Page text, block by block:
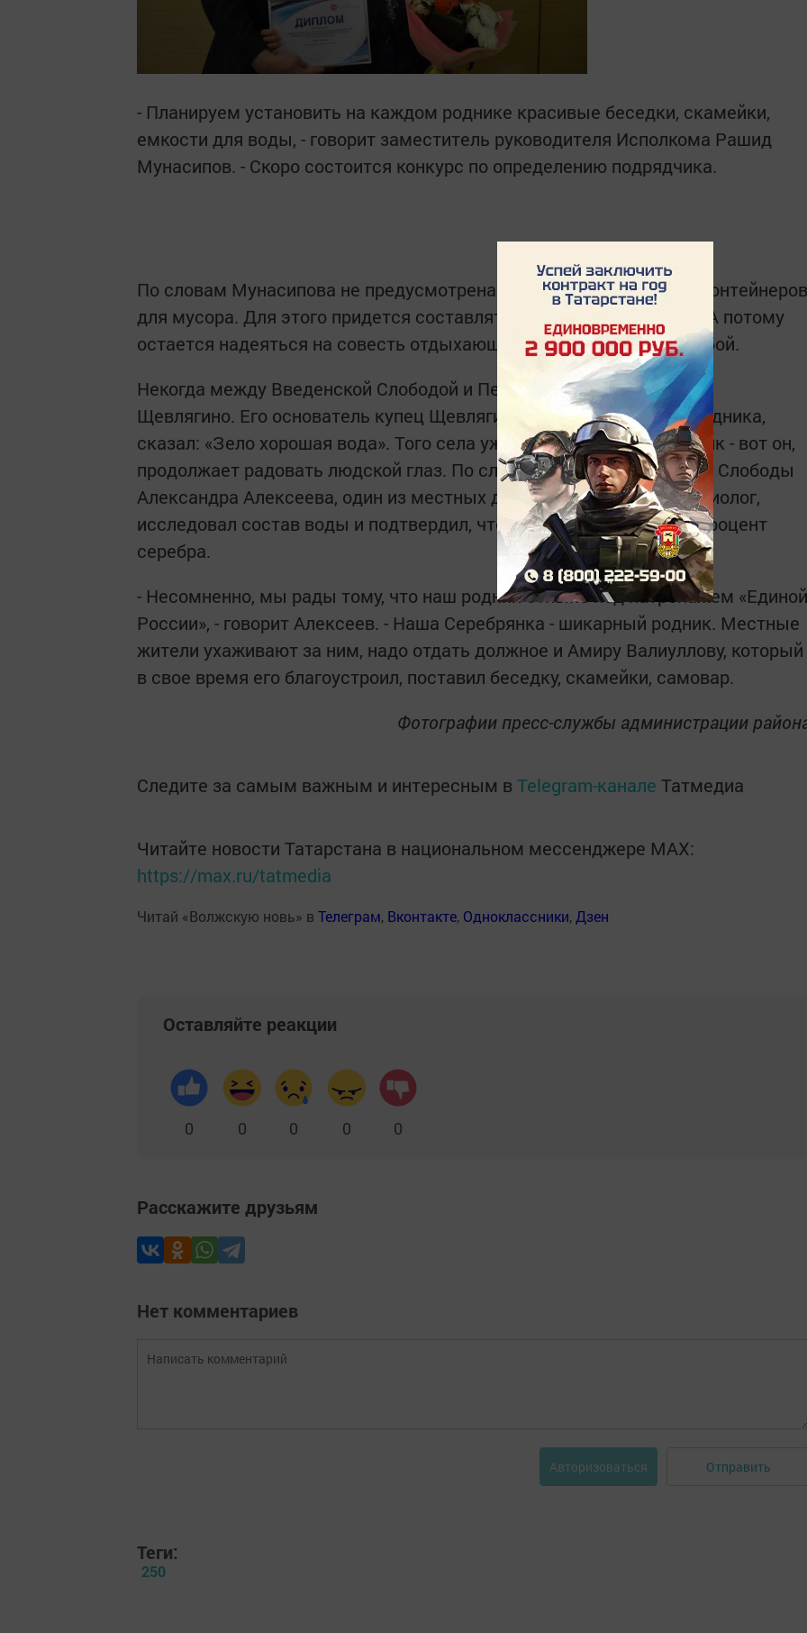
- Планируем установить на каждом роднике красивые беседки, скамейки,
емкости для воды, - говорит заместитель руководителя Исполкома Рашид
Мунасипов. - Скоро состоится конкурс по определению подрядчика.
По словам Мунасипова не предусмотрена на родниках установка контейнеров
для мусора. Для этого придется составлять договор на его вывоз. А потому
остается надеяться на совесть отдыхающих: погулял - убери за собой.
Некогда между Введенской Слободой и Петропавловкой было село
Щевлягино. Его основатель купец Щевлягин, попробовав воду из родника,
сказал: «Зело хорошая вода». Того села уже нет и в помине, а родник - вот он,
продолжает радовать людской глаз. По словам жителя Введенской Слободы
Александра Алексеева, один из местных дачников, по профессии биолог,
исследовал состав воды и подтвердил, что есть в ней некоторый процент
серебра.
- Несомненно, мы рады тому, что наш родник отныне под патронажем «Единой
России», - говорит Алексеев. - Наша Серебрянка - шикарный родник. Местные
жители ухаживают за ним, надо отдать должное и Амиру Валиуллову, который
в свое время его благоустроил, поставил беседку, скамейки, самовар.
Фотографии пресс-службы администрации
Следите за самым важным и интересным в Telegram-канале Татмедиа
Читайте новости Татарстана в национальном мессенджере MАХ:
https://max.ru/tatmedia
Читай «Волжскую новь» в Телеграм, Вконтакте, Одноклассники,Дзен
Оставляйте реакции
0 0 0 0 0
Расскажите друзьям
Нет комментариев
Авторизоваться Отправить
Теги:
250